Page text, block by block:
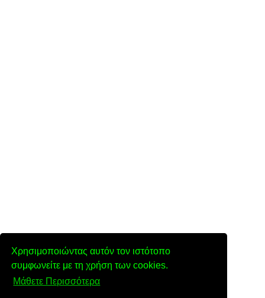
Χρησιμοποιώντας αυτόν τον ιστότοπο
συμφωνείτε με τη χρήση των cookies.
Μάθετε Περισσότερα